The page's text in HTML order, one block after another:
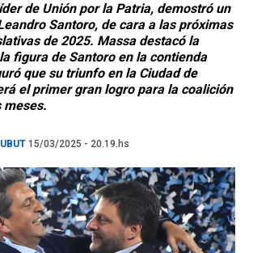
de Unión por la Patria, demostró un
Santoro, de cara a las próximas
de 2025. Massa destacó la
figura de Santoro en la contienda
que su triunfo en la Ciudad de
el primer gran logro para la coalición
meses.
15/03/2025 - 20.19.hs